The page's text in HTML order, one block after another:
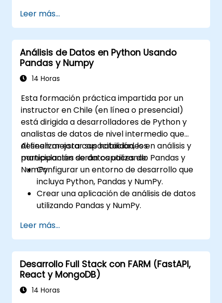
Leer más...
Análisis de Datos en Python Usando
Pandas y Numpy
14 Horas
Esta formación práctica impartida por un
instructor en Chile (en línea o presencial)
está dirigida a desarrolladores de Python y
analistas de datos de nivel intermedio que
deseen mejorar sus habilidades en análisis y
manipulación de datos utilizando Pandas y
NumPy.
Al finalizar esta capacitación, los
participantes serán capaces de:
Configurar un entorno de desarrollo que
incluya Python, Pandas y NumPy.
Crear una aplicación de análisis de datos
utilizando Pandas y NumPy.
transformación, ordenamiento y filtrado
de datos.
Ejecutar operaciones de agregación y
analizar datos de series temporales.
Visualizar datos mediante Matplotlib y
otras bibliotecas de visualización.
Leer más...
Desarrollo Full Stack con FARM (FastAPI,
React y MongoDB)
14 Horas